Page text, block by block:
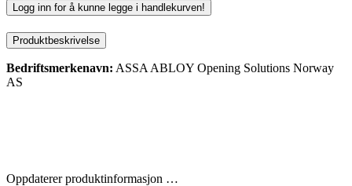
Logg inn for å kunne legge i handlekurven!
Produktbeskrivelse
Bedriftsmerkenavn: ASSA ABLOY Opening Solutions Norway
AS
Oppdaterer produktinformasjon …